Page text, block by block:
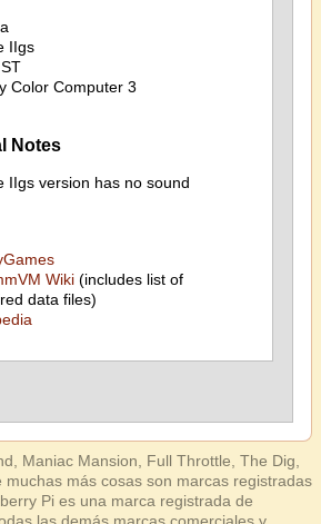
IIgs
Color Computer 3
Notes
IIgs version has no sound
Wiki(includes list of
data files)
Maniac Mansion, Full Throttle, The Dig,
muchas más cosas son marcas registradas
Pi es una marca registrada de